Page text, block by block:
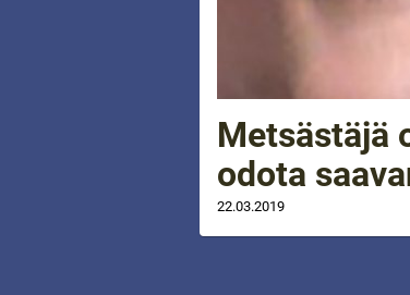
Metsästäjä
odota
22.03.2019